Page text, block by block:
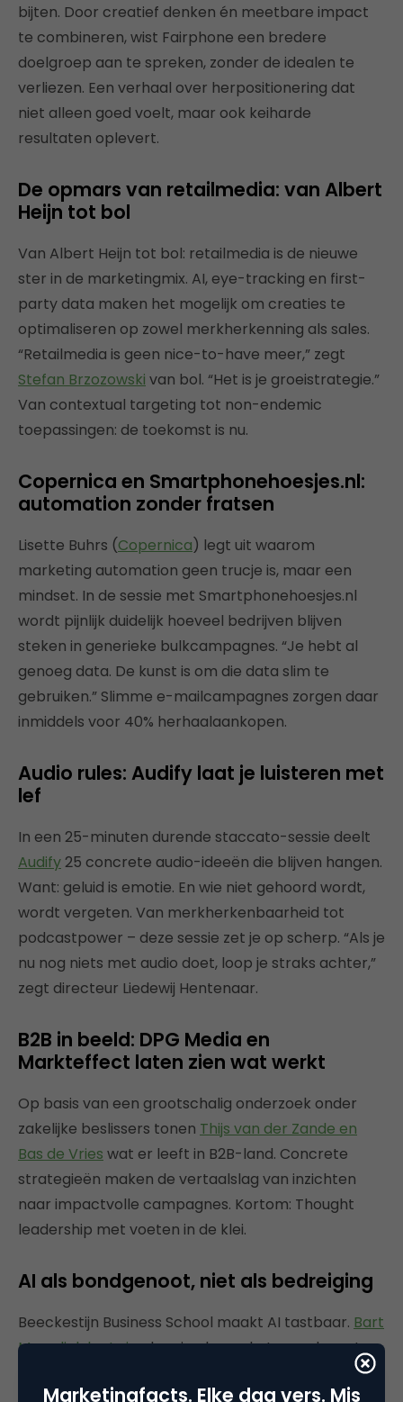
bijten. Door creatief denken én meetbare impact
te combineren, wist Fairphone een bredere
doelgroep aan te spreken, zonder de idealen te
verliezen. Een verhaal over herpositionering dat
niet alleen goed voelt, maar ook keiharde
resultaten oplevert.
De opmars van retailmedia: van Albert
Heijn tot bol
Van Albert Heijn tot bol: retailmedia is de nieuwe
ster in de marketingmix. AI, eye-tracking en first-
party data maken het mogelijk om creaties te
optimaliseren op zowel merkherkenning als sales.
“Retailmedia is geen nice-to-have meer,” zegt
Stefan Brzozowski van bol. “Het is je groeistrategie.”
Van contextual targeting tot non-endemic
toepassingen: de toekomst is nu.
Copernica en Smartphonehoesjes.nl:
automation zonder fratsen
Lisette Buhrs (Copernica) legt uit waarom
marketing automation geen trucje is, maar een
mindset. In de sessie met Smartphonehoesjes.nl
wordt pijnlijk duidelijk hoeveel bedrijven blijven
steken in generieke bulkcampagnes. “Je hebt al
genoeg data. De kunst is om die data slim te
gebruiken.” Slimme e-mailcampagnes zorgen daar
inmiddels voor 40% herhaalaankopen.
Audio rules: Audify laat je luisteren met
lef
In een 25-minuten durende staccato-sessie deelt
Audify25 concrete audio-ideeën die blijven hangen.
Want: geluid is emotie. En wie niet gehoord wordt,
wordt vergeten. Van merkherkenbaarheid tot
podcastpower – deze sessie zet je op scherp. “Als je
nu nog niets met audio doet, loop je straks achter,”
zegt directeur Liedewij Hentenaar.
B2B in beeld: DPG Media en
Markteffect laten zien wat werkt
Op basis van een grootschalig onderzoek onder
zakelijke beslissers tonen Thijs van der Zande en
Bas de Vries wat er leeft in B2B-land. Concrete
strategieën maken de vertaalslag van inzichten
naar impactvolle campagnes. Kortom: Thought
leadership met voeten in de klei.
AI als bondgenoot, niet als bedreiging
Beeckestijn Business School maakt AI tastbaar. Bart
Meerdink laat zienhoe je als marketeer relevant
blijft in een razendsnel veranderende wereld. Van
AI-agents tot personal branding in een digitale
Marketingfacts. Elke dag vers. Mis